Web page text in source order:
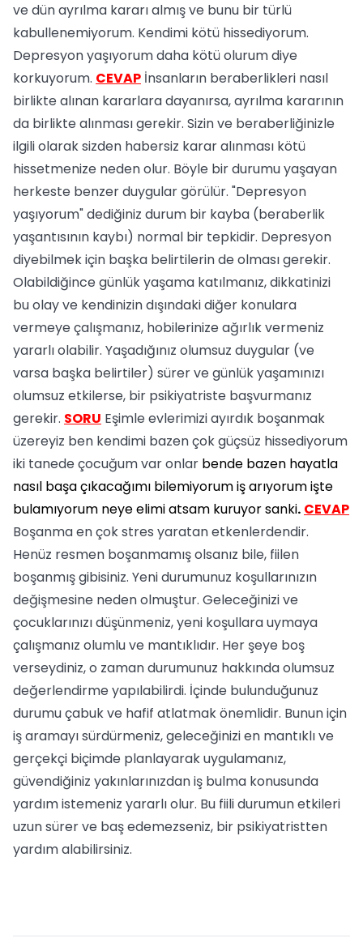
ve dün ayrılma kararı almış ve bunu bir türlü
kabullenemiyorum. Kendimi kötü hissediyorum.
Depresyon yaşıyorum daha kötü olurum diye
korkuyorum. CEVAP İnsanların beraberlikleri nasıl
birlikte alınan kararlara dayanırsa, ayrılma kararının
da birlikte alınması gerekir. Sizin ve beraberliğinizle
ilgili olarak sizden habersiz karar alınması kötü
hissetmenize neden olur. Böyle bir durumu yaşayan
herkeste benzer duygular görülür. "Depresyon
yaşıyorum" dediğiniz durum bir kayba (beraberlik
yaşantısının kaybı) normal bir tepkidir. Depresyon
diyebilmek için başka belirtilerin de olması gerekir.
Olabildiğince günlük yaşama katılmanız, dikkatinizi
bu olay ve kendinizin dışındaki diğer konulara
vermeye çalışmanız, hobilerinize ağırlık vermeniz
yararlı olabilir. Yaşadığınız olumsuz duygular (ve
varsa başka belirtiler) sürer ve günlük yaşamınızı
olumsuz etkilerse, bir psikiyatriste başvurmanız
gerekir. SORU Eşimle evlerimizi ayırdık boşanmak
üzereyiz ben kendimi bazen çok güçsüz hissediyorum
iki tanede çocuğum var onlar bende bazen hayatla
nasıl başa çıkacağımı bilemiyorum iş arıyorum işte
bulamıyorum neye elimi atsam kuruyor sanki. CEVAP
Boşanma en çok stres yaratan etkenlerdendir.
Henüz resmen boşanmamış olsanız bile, fiilen
boşanmış gibisiniz. Yeni durumunuz koşullarınızın
değişmesine neden olmuştur. Geleceğinizi ve
çocuklarınızı düşünmeniz, yeni koşullara uymaya
çalışmanız olumlu ve mantıklıdır. Her şeye boş
verseydiniz, o zaman durumunuz hakkında olumsuz
değerlendirme yapılabilirdi. İçinde bulunduğunuz
durumu çabuk ve hafif atlatmak önemlidir. Bunun için
iş aramayı sürdürmeniz, geleceğinizi en mantıklı ve
gerçekçi biçimde planlayarak uygulamanız,
güvendiğiniz yakınlarınızdan iş bulma konusunda
yardım istemeniz yararlı olur. Bu fiili durumun etkileri
uzun sürer ve baş edemezseniz, bir psikiyatristten
yardım alabilirsiniz.